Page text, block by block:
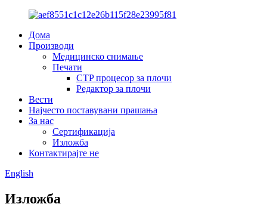
Дома
Производи
Медицинско снимање
Печати
CTP процесор за плочи
Редактор за плочи
Вести
Најчесто поставувани прашања
За нас
Сертификација
Изложба
Контактирајте не
English
Изложба